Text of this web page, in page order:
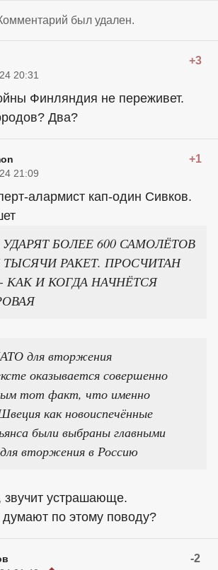
был удален.
+3
20:31
Финляндия не переживет.
Два?
+1
21:09
алармист кап-один Сивков.
БОЛЕЕ 600 САМОЛЁТОВ
РАКЕТ. ПРОСЧИТАН
КАК И КОГДА НАЧНЁТСЯ
для вторжения
оказывается совершенно
тот факт, что именно
как новоиспечённые
были выбраны главными
вторжения в Россию
устрашающе.
по этому поводу?
-2